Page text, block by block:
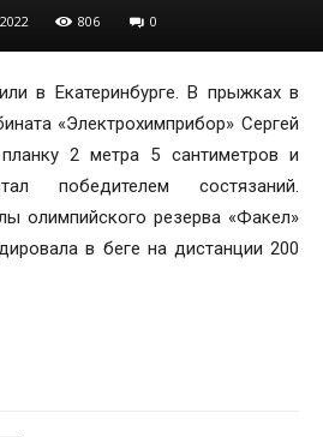
806 0
в Екатеринбурге. В прыжках в
«Электрохимприбор» Сергей
2 метра 5 сантиметров и
победителем состязаний.
олимпийского резерва «Факел»
в беге на дистанции 200